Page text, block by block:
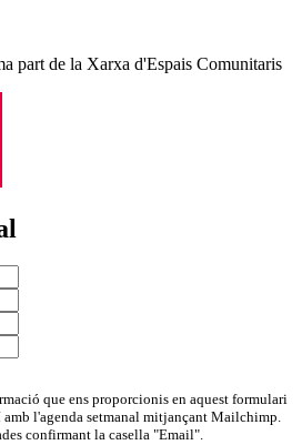
part de la Xarxa d'Espais Comunitaris
que ens proporcionis en aquest formulari
l'agenda setmanal mitjançant Mailchimp.
confirmant la casella "Email".